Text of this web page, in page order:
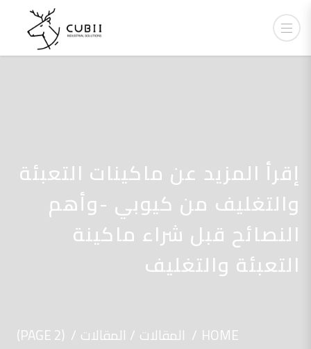
إقرأ المزيد عن ماكينات التعبئة
والتغليف من كيوبي -وأهم
النصائح قبل شراء ماكينة
التعبئة والتغليف
HOME المقالات المقالات (PAGE 2)